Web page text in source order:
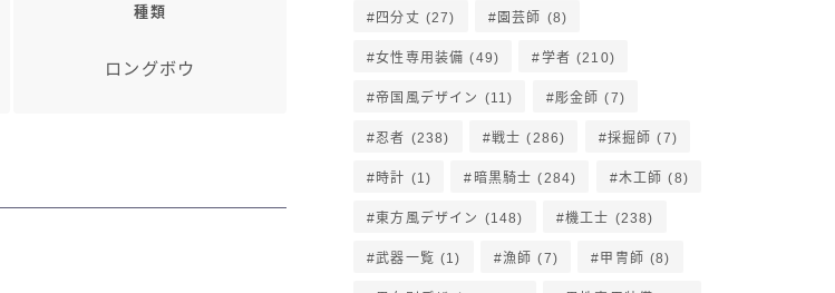
種類
ロングボウ
四分丈 (27) 園芸師 (8)
女性専用装備 (49) 学者 (210)
帝国風デザイン (11) 彫金師 (7)
忍者 (238) 戦士 (286) 採掘師 (7)
時計 (1) 暗黒騎士 (284) 木工師 (8)
東方風デザイン (148) 機工士 (238)
武器一覧 (1) 漁師 (7) 甲冑師 (8)